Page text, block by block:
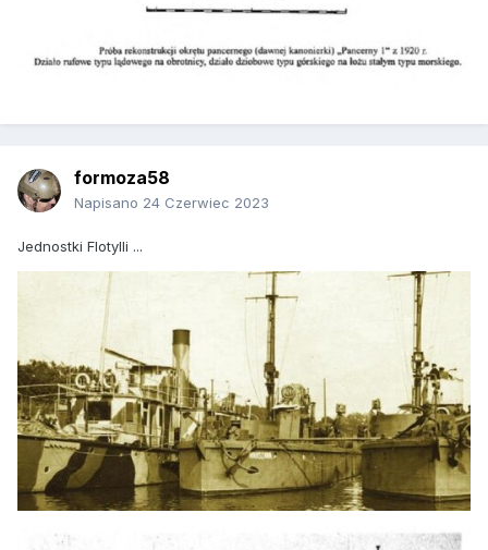
formoza58
Napisano 24 Czerwiec 2023
Jednostki Flotylli ...